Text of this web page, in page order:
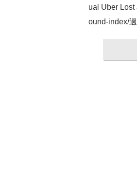
ual Uber Lost
ound-index/